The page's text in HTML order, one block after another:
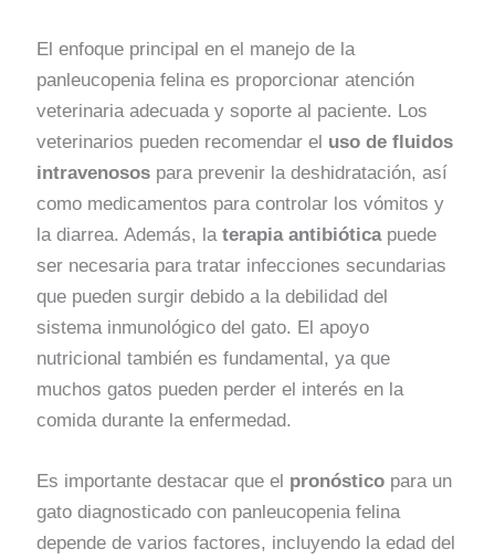
El enfoque principal en el manejo de la
panleucopenia felina es proporcionar atención
veterinaria adecuada y soporte al paciente. Los
veterinarios pueden recomendar el uso de fluidos
intravenosos para prevenir la deshidratación, así
como medicamentos para controlar los vómitos y
la diarrea. Además, laterapia antibióticapuede
ser necesaria para tratar infecciones secundarias
que pueden surgir debido a la debilidad del
sistema inmunológico del gato. El apoyo
nutricional también es fundamental, ya que
muchos gatos pueden perder el interés en la
comida durante la enfermedad.
Es importante destacar que el pronóstico para un
gato diagnosticado con panleucopenia felina
depende de varios factores, incluyendo la edad del